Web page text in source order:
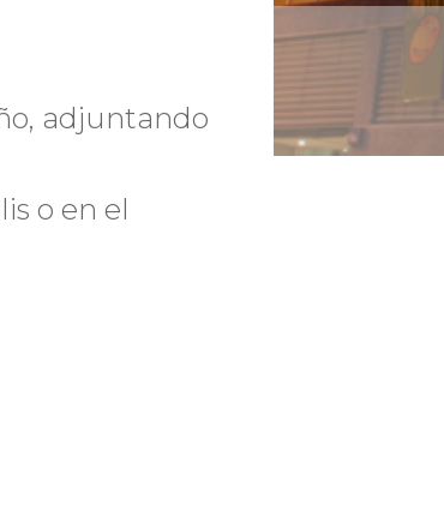
adjuntando
o en el